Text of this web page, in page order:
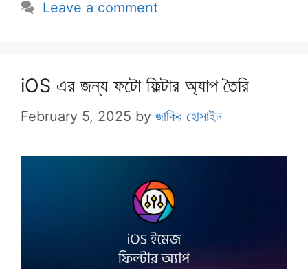
Leave a comment
iOS এর জন্য ফটো ফিল্টার অ্যাপ তৈরি
February 5, 2025 by জাকির হোসাইন